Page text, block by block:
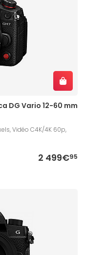
DG Vario 12-60 mm
Vidéo C4K/4K 60p,
2 499€95